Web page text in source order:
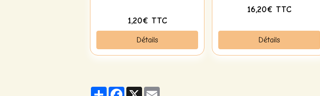
1,20€ TTC
Détails
16,20€ TTC
Détails
PartagerFacebook
X